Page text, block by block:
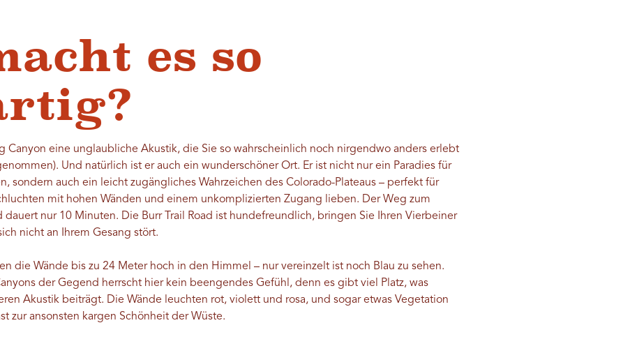
es so
Canyon eine unglaubliche Akustik, die Sie so wahrscheinlich noch nirgendwo anders erlebt
Und natürlich ist er auch ein wunderschöner Ort. Er ist nicht nur ein Paradies für
sondern auch ein leicht zugängliches Wahrzeichen des Colorado-Plateaus – perfekt für
mit hohen Wänden und einem unkomplizierten Zugang lieben. Der Weg zum
dauert nur 10 Minuten. Die Burr Trail Road ist hundefreundlich, bringen Sie Ihren Vierbeiner
nicht an Ihrem Gesang stört.
die Wände bis zu 24 Meter hoch in den Himmel – nur vereinzelt ist noch Blau zu sehen.
der Gegend herrscht hier kein beengendes Gefühl, denn es gibt viel Platz, was
Akustik beiträgt. Die Wände leuchten rot, violett und rosa, und sogar etwas Vegetation
zur ansonsten kargen Schönheit der Wüste.